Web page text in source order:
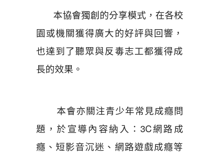
本協會獨創的分享模式，在各校
園或機關獲得廣大的好評與回響，
也達到了聽眾與反毒志工都獲得成
長的效果。
本會亦關注青少年常見成癮問
題，於宣導內容納入：3C網路成
癮、短影音沉迷、網路遊戲成癮等